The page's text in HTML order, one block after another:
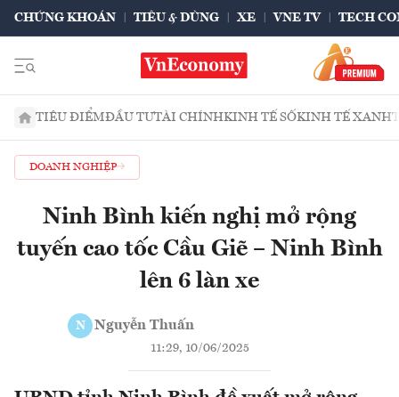
CHỨNG KHOÁN TIÊU & DÙNG XE VNE TV TECH
TIÊU ĐIỂMĐẦU TƯTÀI CHÍNHKINH TẾ SỐKINH TẾ XANH
DOANH NGHIỆP
Ninh Bình kiến nghị mở rộng
tuyến cao tốc Cầu Giẽ – Ninh Bình
lên 6 làn xe
N Nguyễn Thuấn
11:29, 10/06/2025